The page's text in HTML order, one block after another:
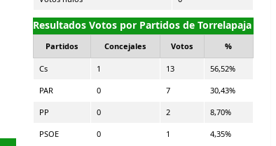
Resultados Votos por Partidos de Torrelapaja
Partidos Concejales Votos %
Cs 1 13 56,52%
PAR 0 7 30,43%
PP 0 2 8,70%
PSOE 0 1 4,35%